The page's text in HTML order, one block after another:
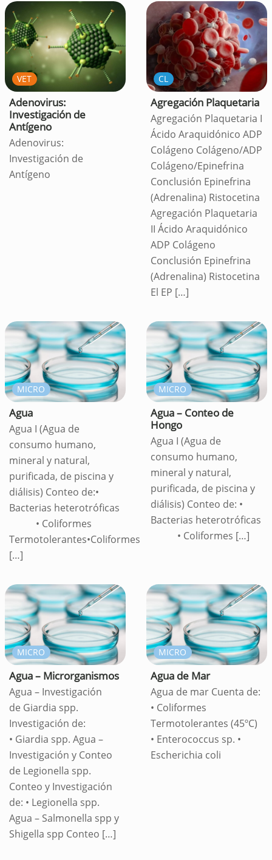
VET
Adenovirus:
Investigación de
Antígeno
Adenovirus:
Investigación de
Antígeno
CL
Agregación Plaquetaria
Agregación Plaquetaria I
Ácido Araquidónico ADP
Colágeno Colágeno/ADP
Colágeno/Epinefrina
Conclusión Epinefrina
(Adrenalina) Ristocetina
Agregación Plaquetaria
II Ácido Araquidónico
ADP Colágeno
Conclusión Epinefrina
(Adrenalina) Ristocetina
El EP […]
MICRO
Agua
Agua I (Agua de
consumo humano,
mineral y natural,
purificada, de piscina y
diálisis) Conteo de:•
Bacterias heterotróficas
• Coliformes
Termotolerantes•Coliformes
[…]
MICRO
Agua – Conteo de
Hongo
Agua I (Agua de
consumo humano,
mineral y natural,
purificada, de piscina y
diálisis) Conteo de: •
Bacterias heterotróficas
• Coliformes […]
MICRO
Agua – Microrganismos
Agua – Investigación
de Giardia spp.
Investigación de:
• Giardia spp. Agua –
Investigación y Conteo
de Legionella spp.
Conteo y Investigación
de: • Legionella spp.
Agua – Salmonella spp y
Shigella spp Conteo […]
MICRO
Agua de Mar
Agua de mar Cuenta de:
• Coliformes
Termotolerantes (45ºC)
• Enterococcus sp. •
Escherichia coli